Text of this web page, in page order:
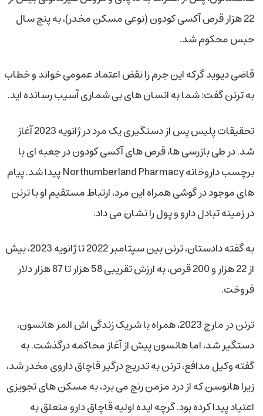
22 هزار قرص آکسی کودون (نوعی مسکن مخدر)، به پنج سال
حبس محکوم شد.
قاضی دیوید گرکه این جرم را نقض اعتماد عمومی خواند و خطاب
به ترنن گفت: شما به انسان های بی شماری آسیب رسانده اید.
تحقیقات پلیس پس از دستگیری یک مرد در ژانویه 2023 آغاز
شد. در طی بازرسی ها، قرص های آکسی کودون در جعبه ای با
برچسب داروخانه Northumberland Pharmacy پیدا شد. پیام
های موجود در گوشی همراه این مرد، ارتباط مستقیم او با ترنن
در زمینه تبادل دارو و پول را نشان می داد.
به گفته دادستان، ترنن بین سپتامبر 2022 تا ژانویه 2023، بیش
از 22 هزار و 200 قرص، به ارزش تقریبی 58 هزار تا 87 هزار دلار
فروخت.
ترنن در مارچ 2023، همراه با شریک زندگی اش المر هانسون،
دستگیر شد، اما هانسون پیش از آغاز محاکمه درگذشت. به
گفته وکیل مدافع، ترنن به تدریج درگیر قاچاق داروی مخدر شد،
زیرا هانوسن که از درد مزمن رنج می برد، به مسکن های تجویزی
اعتیاد پیدا کرده بود. گرچه ایده اولیه قاچاق دارو متعلق به